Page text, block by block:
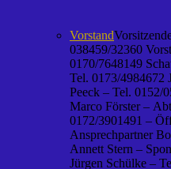
Vorstand
038459/32360
0170/7648149
Tel. 0173/4984672
Peeck – Tel. 0152/
Marco Förster –
0172/3901491 –
Ansprechpartner
Annett Stern –
Jürgen Schülke –